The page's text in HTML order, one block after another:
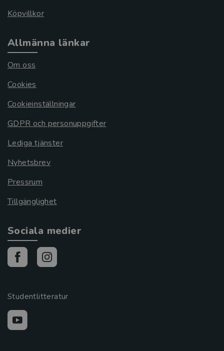
Köpvillkor
Allmänna länkar
Om oss
Cookies
Cookieinställningar
GDPR och personuppgifter
Lediga tjänster
Nyhetsbrev
Pressrum
Tillgänglighet
Sociala medier
Studentlitteratur